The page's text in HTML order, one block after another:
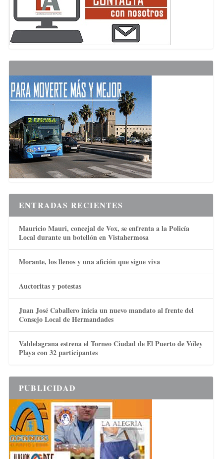
ENTRADAS RECIENTES
Mauricio Mauri, concejal de Vox, se enfrenta a la Policía
Local durante un botellón en Vistahermosa
Morante, los llenos y una afición que sigue viva
Auctoritas y potestas
Juan José Caballero inicia un nuevo mandato al frente del
Consejo Local de Hermandades
Valdelagrana estrena el Torneo Ciudad de El Puerto de Vóley
Playa con 32 participantes
PUBLICIDAD